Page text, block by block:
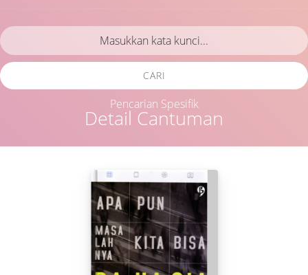
Detail Cantuman
CARI
Pencarian Spesifik